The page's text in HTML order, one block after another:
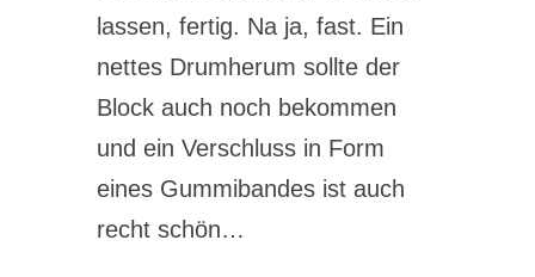
lassen, fertig. Na ja, fast. Ein
nettes Drumherum sollte der
Block auch noch bekommen
und ein Verschluss in Form
eines Gummibandes ist auch
recht schön…